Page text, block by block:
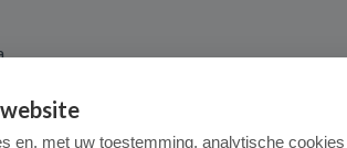
en, met uw toestemming, analytische cookies